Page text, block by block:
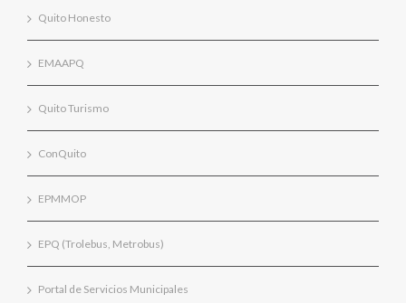
Quito Honesto
EMAAPQ
Quito Turismo
ConQuito
EPMMOP
EPQ (Trolebus, Metrobus)
Portal de Servicios Municipales